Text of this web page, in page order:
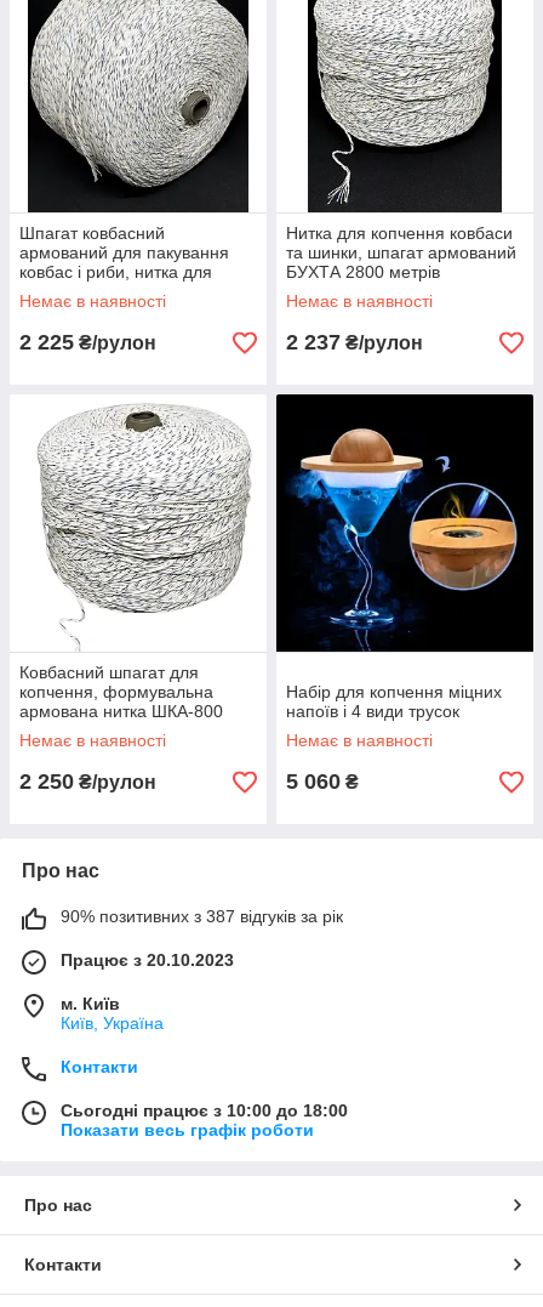
Шпагат ковбасний
армований для пакування
ковбас і риби, нитка для
копчення ковбаси 2800
метрів
Немає в наявності
2 225 ₴/рулон
Нитка для копчення ковбаси
та шинки, шпагат армований
БУХТА 2800 метрів
Немає в наявності
2 237 ₴/рулон
Ковбасний шпагат для
копчення, формувальна
армована нитка ШКА-800
біло-синій
Немає в наявності
2 250 ₴/рулон
Набір для копчення міцних
напоїв і 4 види трусок
Немає в наявності
5 060 ₴
Про нас
90% позитивних з 387 відгуків за рік
Працює з 20.10.2023
м. Київ
Київ, Україна
Контакти
Сьогодні працює з 10:00 до 18:00
Показати весь графік роботи
Про нас
Контакти